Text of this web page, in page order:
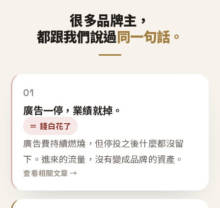
很多品牌主，
都跟我們說過同一句話。
01
廣告一停，業績就掉。
＝ 錢白花了
廣告費持續燃燒，但停投之後什麼都沒留
下。進來的流量，沒有變成品牌的資產。
查看相關文章 →